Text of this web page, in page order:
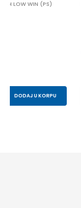
LOW WIN (PS)
DODAJ U KORPU